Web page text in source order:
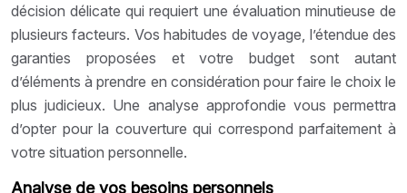
décision délicate qui requiert une évaluation minutieuse de
plusieurs facteurs. Vos habitudes de voyage, l’étendue des
garanties proposées et votre budget sont autant
d’éléments à prendre en considération pour faire le choix le
plus judicieux. Une analyse approfondie vous permettra
d’opter pour la couverture qui correspond parfaitement à
votre situation personnelle.
Analyse de vos besoins personnels